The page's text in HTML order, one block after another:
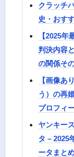
クラッチ
史・おす
【2025
判決内容
の関係そ
【画像あ
う）の再
プロフィ
ヤンキー
タ – 2025
ータまと